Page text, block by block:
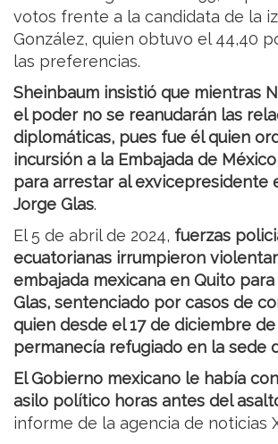
votos frente a la candidata de la
González, quien obtuvo el 44,40
las preferencias.
Sheinbaum insistió que mientras
el poder no se reanudarán las
diplomáticas, pues fue él quien
incursión a la Embajada de
para arrestar al exvicepresidente
Jorge Glas.
El 5 de abril de 2024, fuerzas
ecuatorianas irrumpieron
embajada mexicana en Quito
Glas, sentenciado por casos de
quien desde el 17 de diciembre de
permanecía refugiado en la sede
El Gobierno mexicano le había
asilo político horas antes del
informe de la agencia de noticias